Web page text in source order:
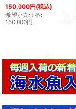
150,000円(税込)
希望小売価格:
150,000円